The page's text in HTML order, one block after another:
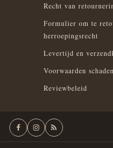
Recht van
Formulier om te
herroepingsrecht
Levertijd en
Voorwaarden
Reviewbeleid